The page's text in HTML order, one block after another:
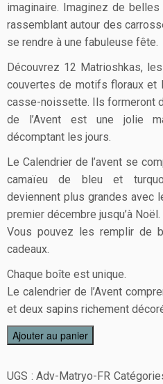
imaginaire. Imaginez de
rassemblant autour des
se rendre à une fabuleuse fête.
Découvrez 12 Matrioshkas,
couvertes de motifs floraux et
casse-noissette. Ils formeront
de l’Avent est une jolie
décomptant les jours.
Le Calendrier de l’avent se
camaïeu de bleu et
deviennent plus grandes avec
premier décembre jusqu’à Noël.
Vous pouvez les remplir de
cadeaux.
Chaque boîte est unique.
Le calendrier de l’Avent
et deux sapins richement
Ajouter au panier
UGS :Adv-Matryo-FR